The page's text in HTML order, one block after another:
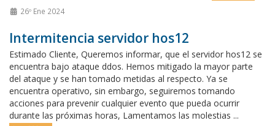
26º Ene 2024
Intermitencia servidor hos12
Estimado Cliente, Queremos informar, que el servidor hos12 se
encuentra bajo ataque ddos. Hemos mitigado la mayor parte
del ataque y se han tomado metidas al respecto. Ya se
encuentra operativo, sin embargo, seguiremos tomando
acciones para prevenir cualquier evento que pueda ocurrir
durante las próximas horas, Lamentamos las molestias ...